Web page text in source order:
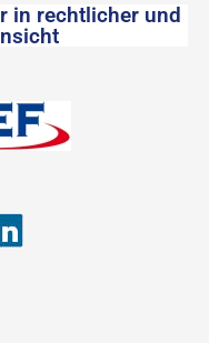
in rechtlicher und